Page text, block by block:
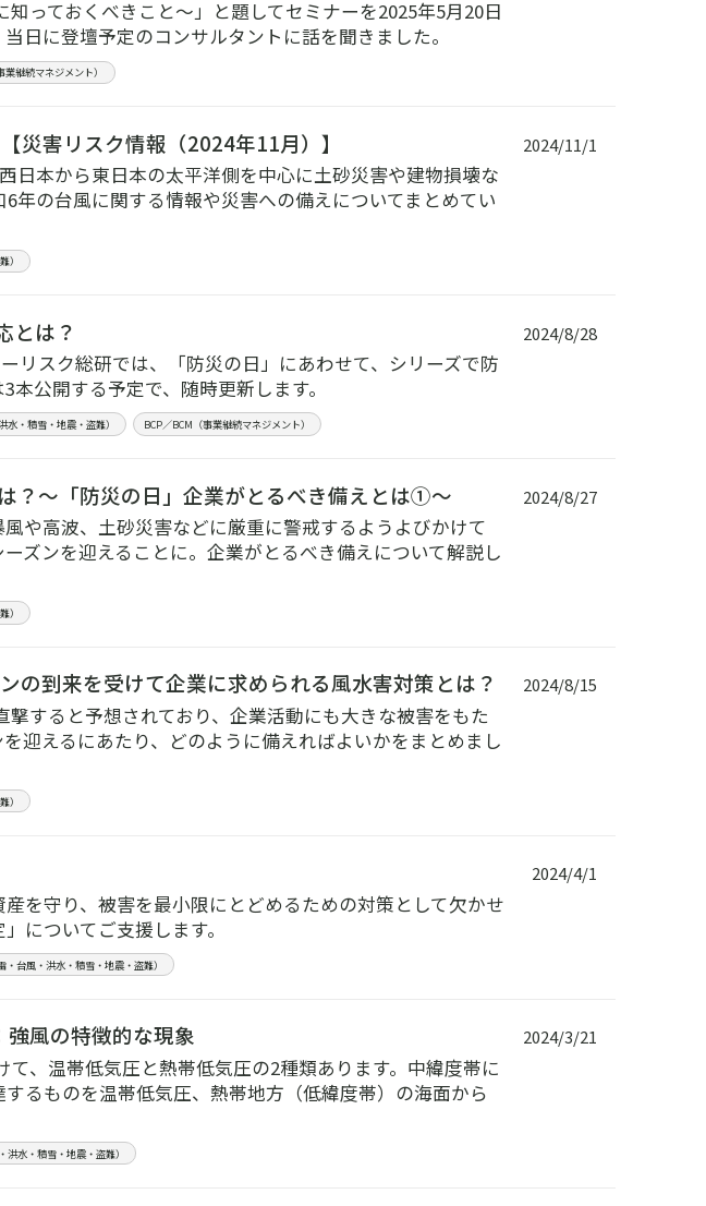
知っておくべきこと～」と題してセミナーを2025年5月20日
日に登壇予定のコンサルタントに話を聞きました。
業継続マネジメント）
災害リスク情報（2024年11月）】
日本から東日本の太平洋側を中心に土砂災害や建物損壊な
年の台風に関する情報や災害への備えについてまとめてい
）
2024/11/1
とは？
リスク総研では、「防災の日」にあわせて、シリーズで防
公開する予定で、随時更新します。
・積雪・地震・盗難） BCP／BCM（事業継続マネジメント）
2024/8/28
？～「防災の日」企業がとるべき備えとは①～
や高波、土砂災害などに厳重に警戒するようよびかけて
ズンを迎えることに。企業がとるべき備えについて解説し
）
2024/8/27
到来を受けて企業に求められる風水害対策とは？
すると予想されており、企業活動にも大きな被害をもた
迎えるにあたり、どのように備えればよいかをまとめまし
）
2024/8/15
を守り、被害を最小限にとどめるための対策として欠かせ
についてご支援します。
台風・洪水・積雪・地震・盗難）
2024/4/1
風の特徴的な現象
、温帯低気圧と熱帯低気圧の2種類あります。中緯度帯に
るものを温帯低気圧、熱帯地方（低緯度帯）の海面から
水・積雪・地震・盗難）
2024/3/21